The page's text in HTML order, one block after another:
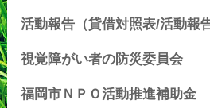
活動報告（貸借対照表/活動報告
視覚障がい者の防災委員会
福岡市ＮＰＯ活動推進補助金